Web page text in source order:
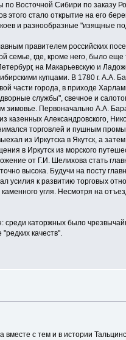
Восточной Сибири по заказу
стало открытие на его
и разнообразные "изящные
правителем российских
семье, где, кроме него, было
на Макарьевскую и
купцами. В 1780 г. А.А.
части города, в приходе
службы", свечное и
зимовье. Первоначально А.А.
казенных Александровского,
торговлей и пушным
из Иркутска в Якутск, а затем
в Иркутск из морского
от Г.И. Шелихова стать
высока. Будучи на посту
усилия к развитию торговых
угля. Несмотря на
среди каторжных было
качеств".
с тем и в истории